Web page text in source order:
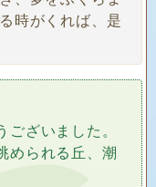
時がくれば、是
ざいました。
められる丘、潮